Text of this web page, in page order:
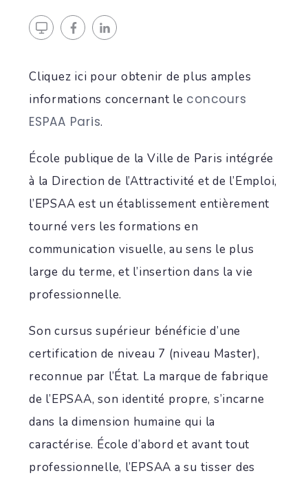
Cliquez ici pour obtenir de plus amples
informations concernant le concours
ESPAA Paris.
École publique de la Ville de Paris intégrée
à la Direction de l’Attractivité et de l’Emploi,
l’EPSAA est un établissement entièrement
tourné vers les formations en
communication visuelle, au sens le plus
large du terme, et l’insertion dans la vie
professionnelle.
Son cursus supérieur bénéficie d’une
certification de niveau 7 (niveau Master),
reconnue par l’État. La marque de fabrique
de l’EPSAA, son identité propre, s’incarne
dans la dimension humaine qui la
caractérise. École d’abord et avant tout
professionnelle, l’EPSAA a su tisser des